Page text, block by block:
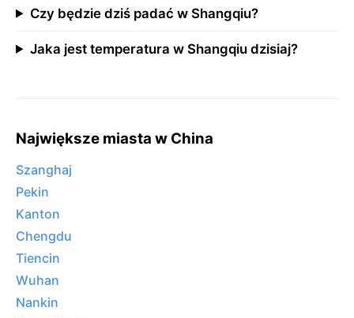
Czy będzie dziś padać w Shangqiu?
Jaka jest temperatura w Shangqiu dzisiaj?
Największe miasta w China
Szanghaj
Pekin
Kanton
Chengdu
Tiencin
Wuhan
Nankin